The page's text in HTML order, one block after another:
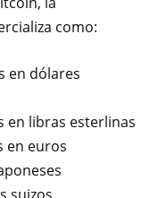
como:
en dólares
en libras esterlinas
en euros